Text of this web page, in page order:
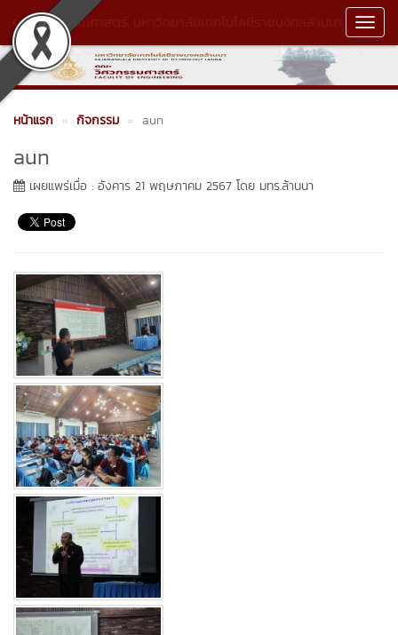
คณะวิศวกรรมศาสตร์ มหาวิทยาลัยเทคโนโลยีราชมงคลล้านนา
หน้าแรก กิจกรรม aun
aun
เผยแพร่เมื่อ : อังคาร 21 พฤษภาคม 2567 โดย มทร.ล้านนา